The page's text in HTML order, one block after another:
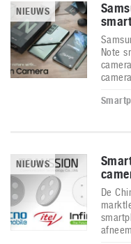
NIEUWS
Note
camera.
NIEUWS
De